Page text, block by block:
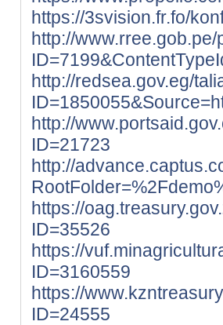
https://3svision.fr.fo/
http://
http://redsea.gov.eg/
http://
ID=21723
http://
https://
ID=35526
https://
ID=3160559
https://
ID=24555